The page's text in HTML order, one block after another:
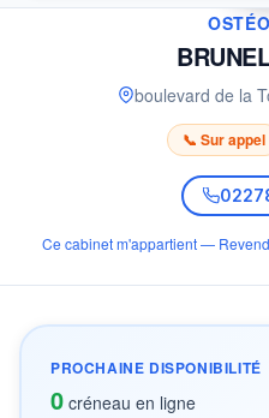
boulevard de la
📞 Sur appel
Ce cabinet m'appartient —
PROCHAINE DISPONIBILITÉ
0 créneau en ligne